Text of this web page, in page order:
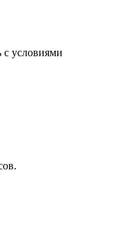
с условиями